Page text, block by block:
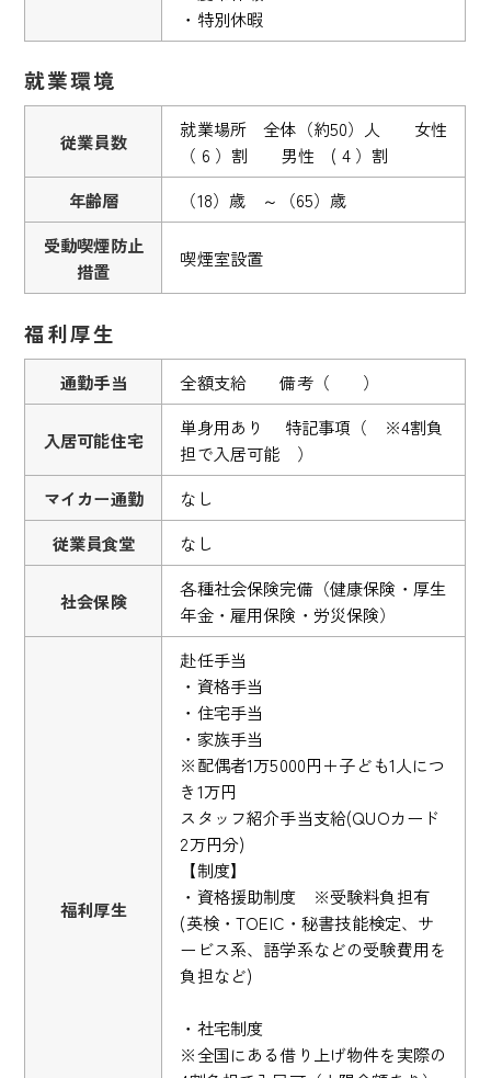
・特別休暇
就業環境
従業員数
就業場所 全体（約50）人 女性
（ 6 ）割 男性 ( 4 ）割
年齢層
（18）歳 ～（65）歳
受動喫煙防止
措置
喫煙室設置
福利厚生
通勤手当 全額支給 備考（ ）
入居可能住宅
単身用あり 特記事項（ ※4割負
担で入居可能 ）
マイカー通勤
なし
従業員食堂
なし
社会保険
各種社会保険完備（健康保険・厚生
年金・雇用保険・労災保険）
福利厚生
赴任手当
・資格手当
・住宅手当
・家族手当
※配偶者1万5000円＋子ども1人につ
き1万円
スタッフ紹介手当支給(QUOカード
2万円分)
【制度】
・資格援助制度 ※受験料負担有
(英検・TOEIC・秘書技能検定、サ
ービス系、語学系などの受験費用を
負担など)
・社宅制度
※全国にある借り上げ物件を実際の